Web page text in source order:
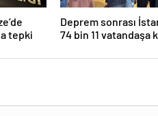
tepki
Deprem sonrası
74 bin 11 vatandaşa